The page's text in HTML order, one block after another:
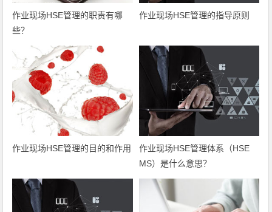
作业现场HSE管理的职责有哪
些？
作业现场HSE管理的指导原则
作业现场HSE管理的目的和作用
作业现场HSE管理体系（HSE
MS）是什么意思？